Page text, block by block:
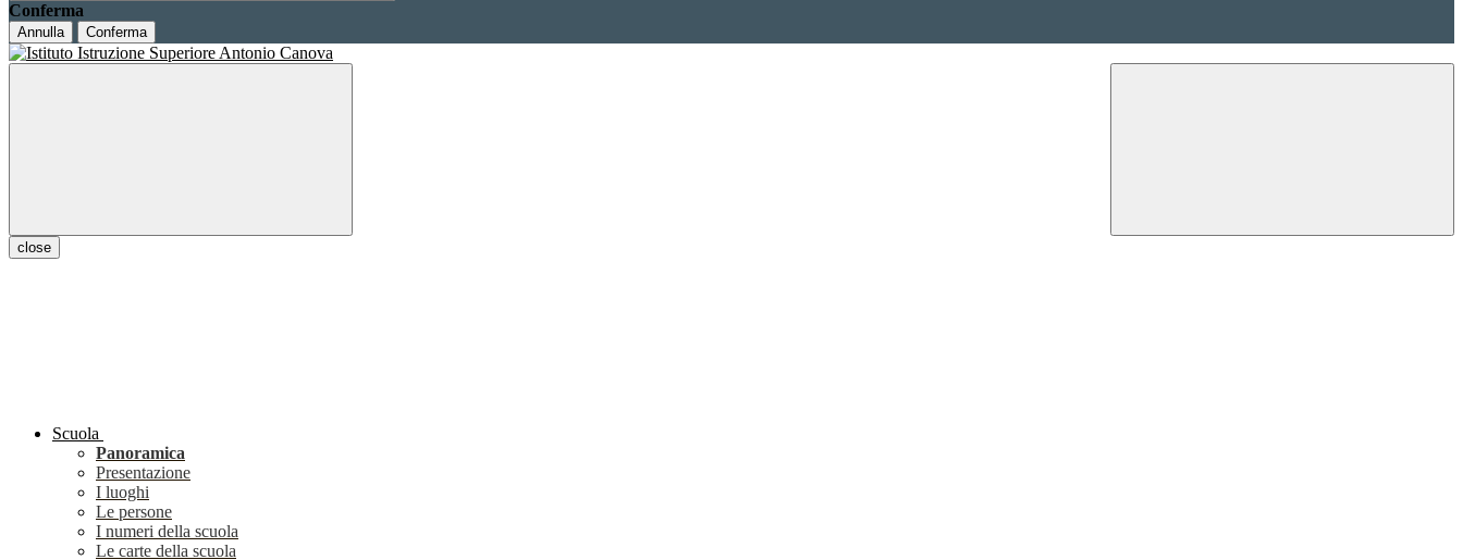
Conferma
Annulla Conferma
close
Scuola
Panoramica
Presentazione
I luoghi
Le persone
I numeri della scuola
Le carte della scuola